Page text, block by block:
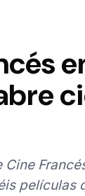
películas